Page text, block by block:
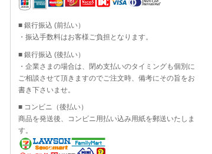
■ 銀行振込 (前払い）
・振込手数料はお客様ご負担となります。
■ 銀行振込 (後払い）
・企業さまの場合は、閉め支払いのタイミングも個別に
ご相談させて頂きますのでご注文時、備考にその旨をお
書き下さいませ。
■ コンビニ（後払い）
商品を発送後、コンビニ用払い込み用紙を郵送いたしま
す。